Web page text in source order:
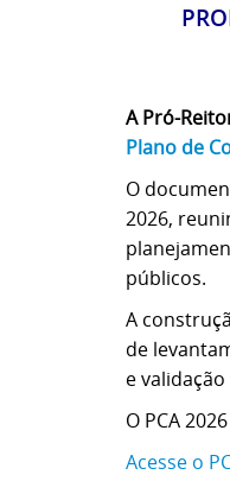
A Pró-
Plano de
O
2026,
públicos.
A
de
e
O PCA
Acesse o